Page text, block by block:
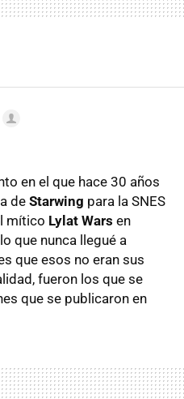
en el que hace 30 años
de Starwing para la SNES
mítico Lylat Wars en
que nunca llegué a
que esos no eran sus
fueron los que se
que se publicaron en